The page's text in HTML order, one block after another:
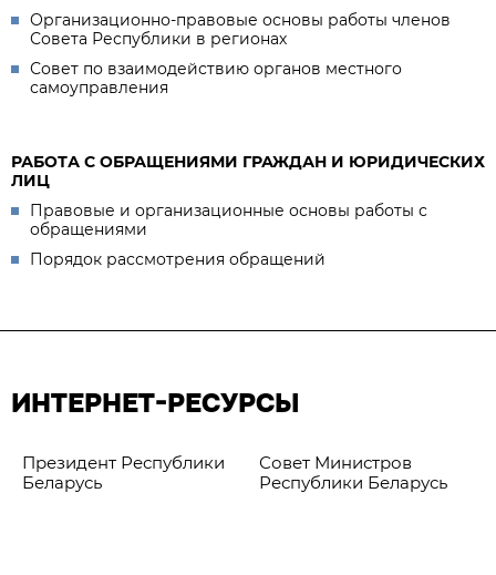
Организационно-правовые основы работы членов
Совета Республики в регионах
Совет по взаимодействию органов местного
самоуправления
РАБОТА С ОБРАЩЕНИЯМИ ГРАЖДАН И ЮРИДИЧЕСКИХ
ЛИЦ
Правовые и организационные основы работы с
обращениями
Порядок рассмотрения обращений
ИНТЕРНЕТ-РЕСУРСЫ
Президент Республики
Беларусь
Совет Министров
Республики Беларусь